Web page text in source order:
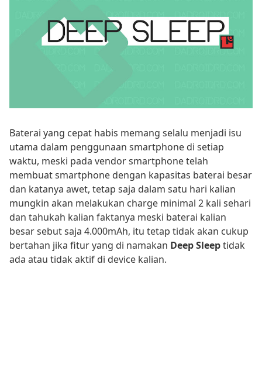
Baterai yang cepat habis memang selalu menjadi isu
utama dalam penggunaan smartphone di setiap
waktu, meski pada vendor smartphone telah
membuat smartphone dengan kapasitas baterai besar
dan katanya awet, tetap saja dalam satu hari kalian
mungkin akan melakukan charge minimal 2 kali sehari
dan tahukah kalian faktanya meski baterai kalian
besar sebut saja 4.000mAh, itu tetap tidak akan cukup
bertahan jika fitur yang di namakan Deep Sleeptidak
ada atau tidak aktif di device kalian.